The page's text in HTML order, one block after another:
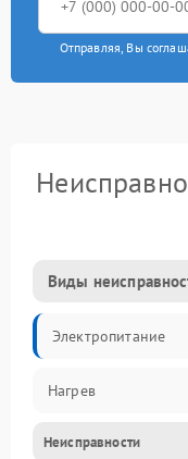
Отправляя, Вы
Виды
Электропитание
Нагрев
Неисправности